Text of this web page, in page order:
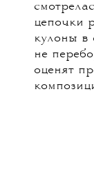
цепочки
кулоны в
не
оценят